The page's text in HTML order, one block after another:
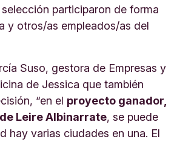
participaron de forma
y otros/as empleados/as del
Suso, gestora de Empresas y
de Jessica que también
“en el proyecto ganador,
de Leire Albinarrate, se puede
hay varias ciudades en una. El